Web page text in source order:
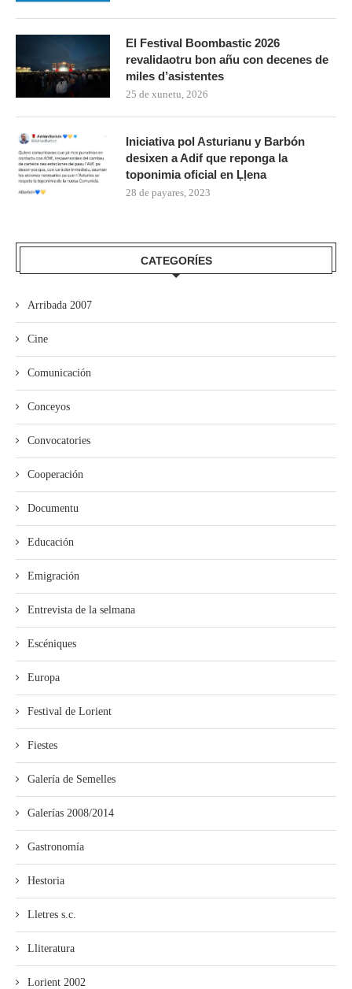
El Festival Boombastic 2026
revalidaotru bon añu con decenes de
miles d’asistentes
25 de xunetu, 2026
Iniciativa pol Asturianu y Barbón
desixen a Adif que reponga la
toponimia oficial en Ḷḷena
28 de payares, 2023
CATEGORÍES
Arribada 2007
Cine
Comunicación
Conceyos
Convocatories
Cooperación
Documentu
Educación
Emigración
Entrevista de la selmana
Escéniques
Europa
Festival de Lorient
Fiestes
Galería de Semelles
Galerías 2008/2014
Gastronomía
Hestoria
Lletres s.c.
Lliteratura
Lorient 2002